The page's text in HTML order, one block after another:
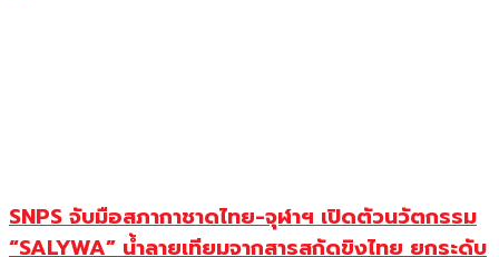
SNPS จับมือสภากาชาดไทย-จุฬาฯ เปิดตัวนวัตกรรม
“SALYWA” น้ำลายเทียมจากสารสกัดขิงไทย ยกระดับ